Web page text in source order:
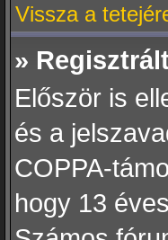
Vissza a
»
Először is
és a
COPPA-
hogy 13